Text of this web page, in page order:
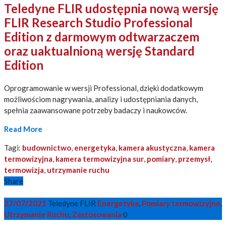
Teledyne FLIR udostępnia nową wersję
FLIR Research Studio Professional
Edition z darmowym odtwarzaczem
oraz uaktualnioną wersję Standard
Edition
Oprogramowanie w wersji Professional, dzięki dodatkowym
możliwościom nagrywania, analizy i udostępniania danych,
spełnia zaawansowane potrzeby badaczy i naukowców.
Read More
Tagi: budownictwo, energetyka, kamera akustyczna, kamera
termowizyjna, kamera termowizyjna sur, pomiary, przemysł,
termowizja, utrzymanie ruchu
Share
27/07/2021 Teledyne FLIR Energetyka, Pomiary termowizyjne,
Utrzymanie Ruchu, Zastosowania 0